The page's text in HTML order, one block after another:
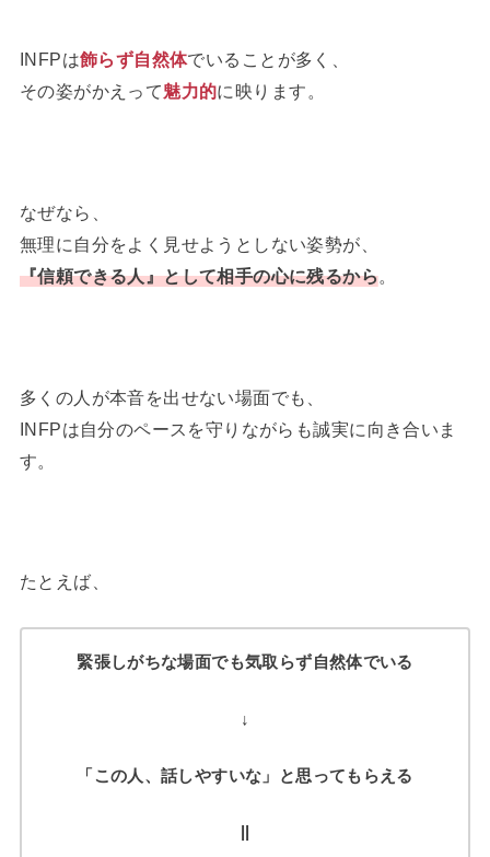
INFPは飾らず自然体でいることが多く、
その姿がかえって魅力的に映ります。
なぜなら、
無理に自分をよく見せようとしない姿勢が、
『信頼できる人』として相手の心に残るから。
多くの人が本音を出せない場面でも、
INFPは自分のペースを守りながらも誠実に向き合いま
す。
たとえば、
緊張しがちな場面でも気取らず自然体でいる
↓
「この人、話しやすいな」と思ってもらえる
||